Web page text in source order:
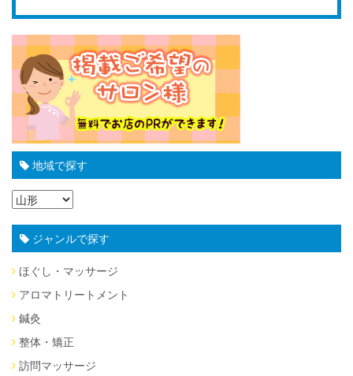
地域で探す
ジャンルで探す
ほぐし・マッサージ
アロマトリートメント
鍼灸
整体・矯正
訪問マッサージ